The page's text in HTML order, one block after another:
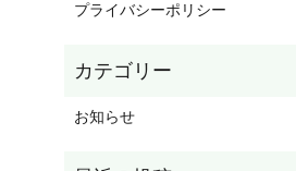
プライバシーポリシー
お知らせ